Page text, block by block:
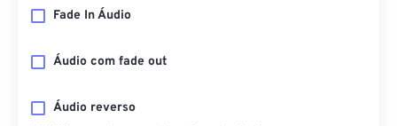
Fade In Áudio
Áudio com fade out
Áudio reverso